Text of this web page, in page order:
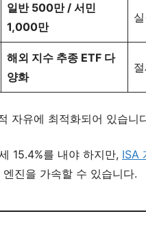
일반 500만 / 서민
1,000만
해외 지수 추종 ETF 다
양화
자유에 최적화되어 있습니
15.4%를 내야 하지만, ISA
진을 가속할 수 있습니다.